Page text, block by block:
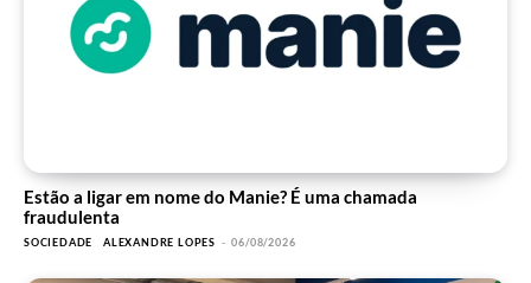
Estão a ligar em nome do Manie? É uma chamada
fraudulenta
SOCIEDADE ALEXANDRE LOPES - 06/08/2026